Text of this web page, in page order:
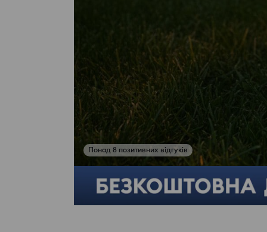
Понад 8 позитивних відгуків
Переглянути фото з відгуків